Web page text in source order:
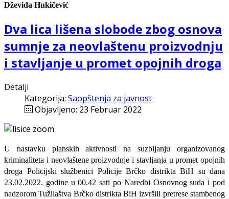
Dževida Hukičević
Dva lica lišena slobode zbog osnova
sumnje za neovlaštenu proizvodnju
i stavljanje u promet opojnih droga
Detalji
Kategorija: Saopštenja za javnost
Objavljeno: 23 Februar 2022
U nastavku planskih aktivnosti na suzbijanju organizovanog
kriminaliteta i neovlaštene proizvodnje i stavljanja u promet opojnih
droga Policijski službenici Policije Brčko distrikta BiH su dana
23.02.2022. godine u 00.42 sati po Naredbi Osnovnog suda i pod
nadzorom Tužilaštva Brčko distrikta BiH izvršili pretrese stambenog